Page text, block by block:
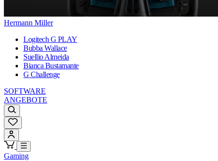
Hermann Miller
Logitech G PLAY
Bubba Wallace
Suellio Almeida
Bianca Bustamante
G Challenge
SOFTWARE
ANGEBOTE
Gaming